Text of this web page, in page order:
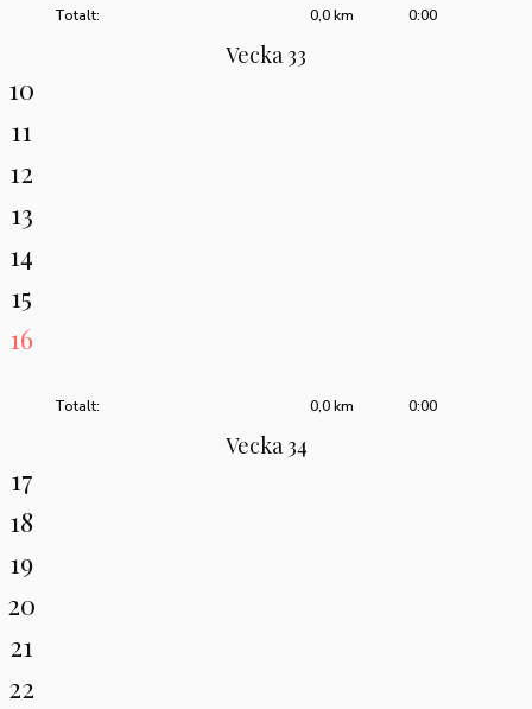
Totalt: 0:00
0,0 km
Vecka 33
10
11
12
13
14
15
16
Totalt: 0:00
0,0 km
Vecka 34
17
18
19
20
21
22